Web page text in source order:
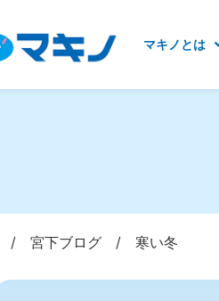
マキノとは
/宮下ブログ /寒い冬